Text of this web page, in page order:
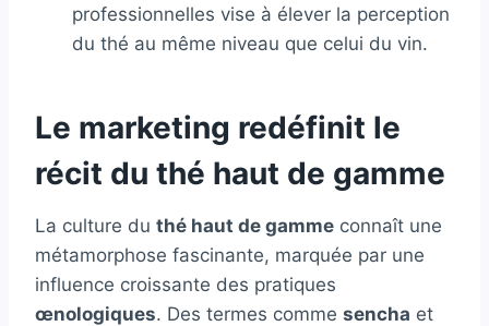
professionnelles vise à élever la perception
du thé au même niveau que celui du vin.
Le marketing redéfinit le
récit du thé haut de gamme
La culture du thé haut de gamme connaît une
métamorphose fascinante, marquée par une
influence croissante des pratiques
œnologiques. Des termes comme sencha et